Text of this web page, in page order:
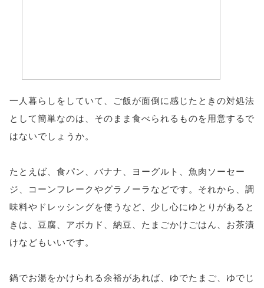
一人暮らしをしていて、ご飯が面倒に感じたときの対処法
として簡単なのは、そのまま食べられるものを用意するで
はないでしょうか。
たとえば、食パン、バナナ、ヨーグルト、魚肉ソーセー
ジ、コーンフレークやグラノーラなどです。それから、調
味料やドレッシングを使うなど、少し心にゆとりがあると
きは、豆腐、アボカド、納豆、たまごかけごはん、お茶漬
けなどもいいです。
鍋でお湯をかけられる余裕があれば、ゆでたまご、ゆでじ